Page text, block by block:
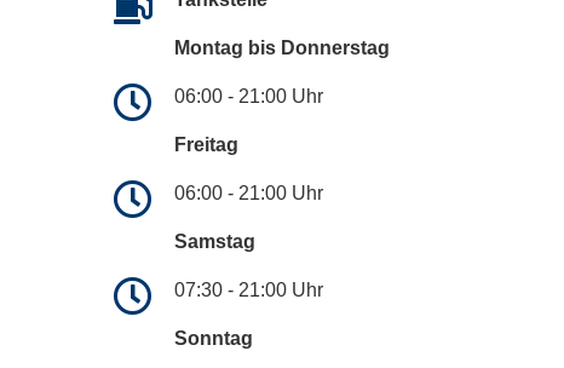
Montag bis Donnerstag
06:00 - 21:00 Uhr
Freitag
06:00 - 21:00 Uhr
Samstag
07:30 - 21:00 Uhr
Sonntag